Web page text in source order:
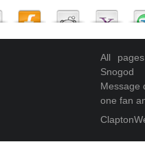
All
Snogod
Message
one fan